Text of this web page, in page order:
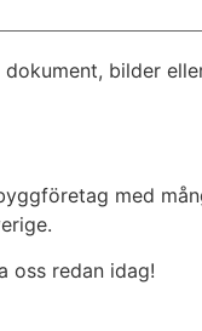
bilder
med
oss redan idag!